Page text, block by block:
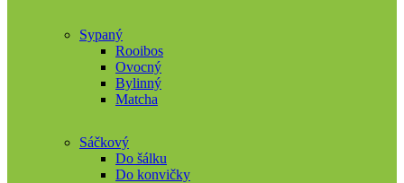
Sypaný
Rooibos
Ovocný
Bylinný
Matcha
Sáčkový
Do šálku
Do konvičky